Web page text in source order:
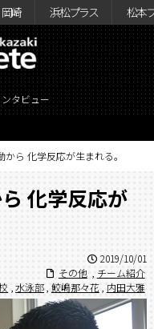
岡崎 浜松プラス 松本
ンタビュー
ら 化学反応が生まれる。
化学反応が
2019/10/01
その他
チーム紹介
水泳部 鮫嶋那々花 内田大雅